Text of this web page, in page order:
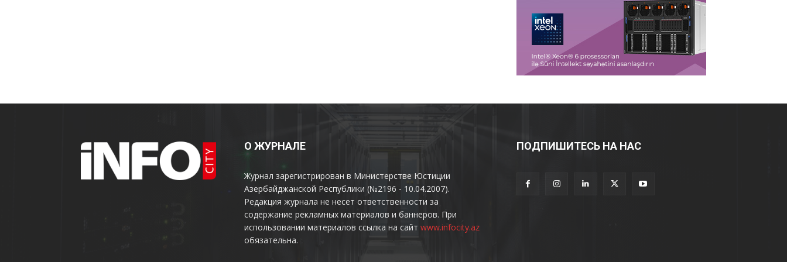
О ЖУРНАЛЕ
Журнал зарегистрирован в Министерстве Юстиции
Азербайджанской Республики (№2196 - 10.04.2007).
Редакция журнала не несет ответственности за
содержание рекламных материалов и баннеров. При
использовании материалов ссылка на сайт www.infocity.az
обязательна.
ПОДПИШИТЕСЬ НА НАС